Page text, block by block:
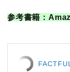
参考書籍：